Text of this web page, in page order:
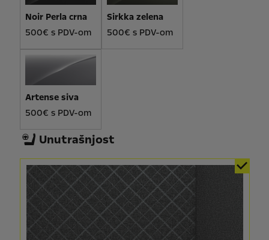
Noir Perla crna
500€ s PDV-om
Sirkka zelena
500€ s PDV-om
Artense siva
500€ s PDV-om
Unutrašnjost